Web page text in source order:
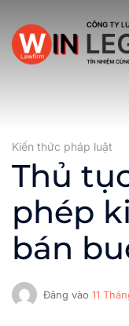
qua
nội
dung
Kiến thức pháp luật
Thủ
phép
bán
Đăng vào 11